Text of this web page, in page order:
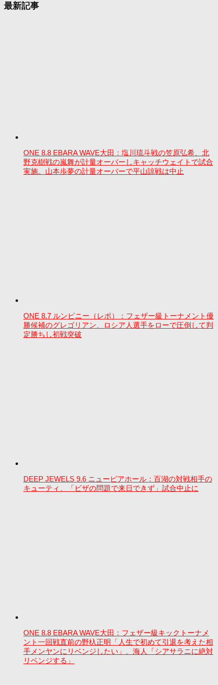
最新記事
ONE 8.8 EBARA WAVE大田：塩川琉斗戦の笠原弘希、北
野克樹戦の嵐舞が計量オーバーしキャッチウェイトで試合
実施。山本歩夢の計量オーバーで平山諒戦は中止
ONE 8.7 ルンピニー（レポ）：フェザー級トーナメント優
勝候補のグレゴリアン、ロシア人選手をローで圧倒して判
定勝ちし初戦突破
DEEP JEWELS 9.6 ニューピアホール：百湖の対戦相手の
キューティ、「ビザの問題で来日できず」試合中止に
ONE 8.8 EBARA WAVE大田：フェザー級キックトーナメ
ント一回戦直前の野杁正明「人生で初めて引退を考えた相
手メンヤンにリベンジしたい」、海人「シアサラニに絶対
リベンジする」